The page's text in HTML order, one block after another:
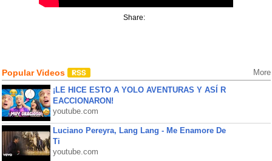
Share:
Popular Videos More
¡LE HICE ESTO A YOLO AVENTURAS Y ASÍ R
EACCIONARON!
youtube.com
Luciano Pereyra, Lang Lang - Me Enamore De
Ti
youtube.com